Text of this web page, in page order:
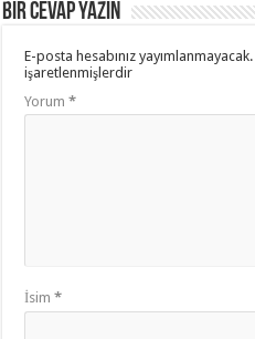
Bir cevap yazın
E-posta hesabınız yayımlanmayacak.
işaretlenmişlerdir
Yorum*
İsim*